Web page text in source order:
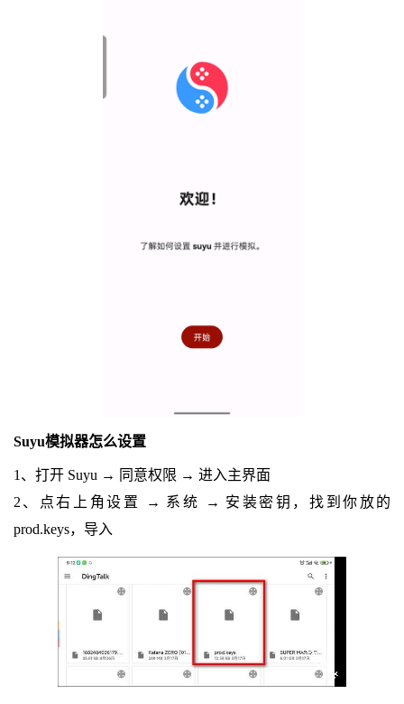
Suyu模拟器怎么设置
1、打开 Suyu → 同意权限 → 进入主界面
2、点右上角设置 → 系统 → 安装密钥，找到你放的
prod.keys，导入